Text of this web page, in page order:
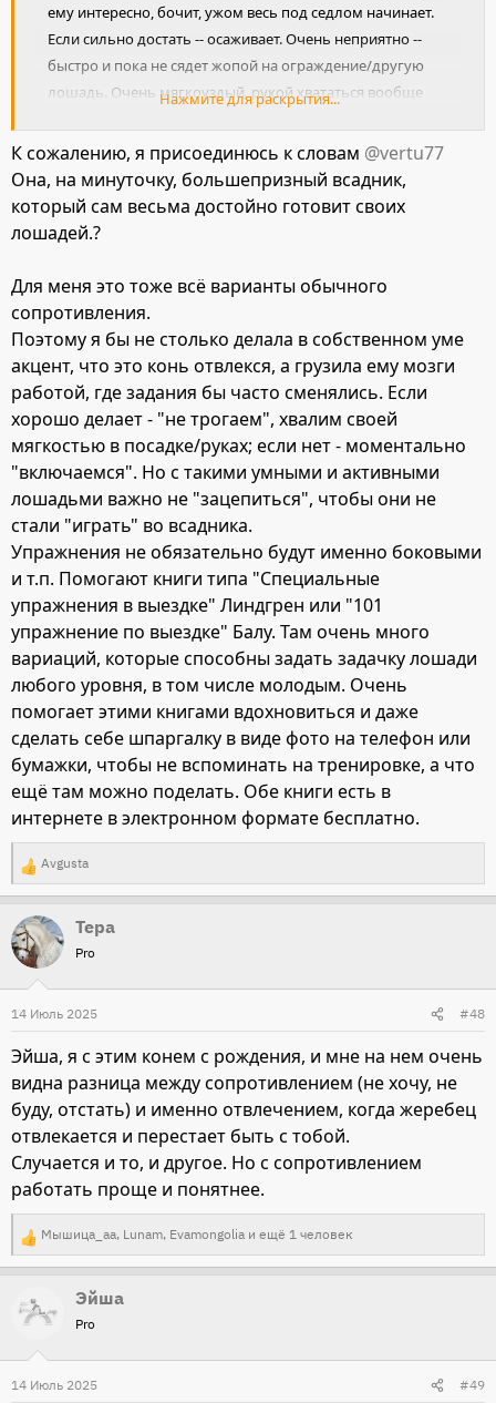
ему интересно, бочит, ужом весь под седлом начинает.
Если сильно достать -- осаживает. Очень неприятно --
быстро и пока не сядет жопой на ограждение/другую
лошадь. Очень мягкоуздый, рукой хвататься вообще
идет вперед. Если начал, то уже сложно что то делать.
Нажмите для раскрытия...
К сожалению, я присоединюсь к словам @vertu77
Она, на минуточку, большепризный всадник,
который сам весьма достойно готовит своих
лошадей.?
Для меня это тоже всё варианты обычного
сопротивления.
Поэтому я бы не столько делала в собственном уме
акцент, что это конь отвлекся, а грузила ему мозги
работой, где задания бы часто сменялись. Если
хорошо делает - "не трогаем", хвалим своей
мягкостью в посадке/руках; если нет - моментально
"включаемся". Но с такими умными и активными
лошадьми важно не "зацепиться", чтобы они не
стали "играть" во всадника.
Упражнения не обязательно будут именно боковыми
и т.п. Помогают книги типа "Специальные
упражнения в выездке" Линдгрен или "101
упражнение по выездке" Балу. Там очень много
вариаций, которые способны задать задачку лошади
любого уровня, в том числе молодым. Очень
помогает этими книгами вдохновиться и даже
сделать себе шпаргалку в виде фото на телефон или
бумажки, чтобы не вспоминать на тренировке, а что
ещё там можно поделать. Обе книги есть в
интернете в электронном формате бесплатно.
Р
е
а
к
и
и
:
Avgusta
Тера
Pro
14 Июль 2025 #48
Эйша, я с этим конем с рождения, и мне на нем очень
видна разница между сопротивлением (не хочу, не
буду, отстать) и именно отвлечением, когда жеребец
отвлекается и перестает быть с тобой.
Случается и то, и другое. Но с сопротивлением
работать проще и понятнее.
Р
е
а
к
и
Мышица_аа, Lunam, Evamongolia и ещё 1 человек
Эйша
Pro
14 Июль 2025 #49